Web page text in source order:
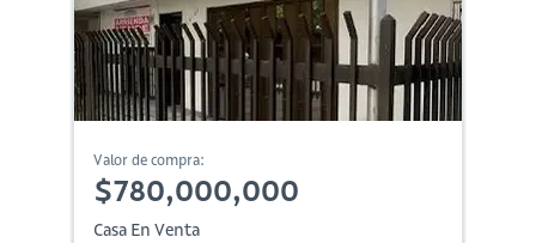
Valor de compra:
$780,000,000
Casa En Venta